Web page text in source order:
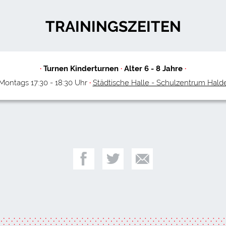
TRAININGSZEITEN
· Turnen Kinderturnen · Alter 6 - 8 Jahre ·
17:30 - 18:30 Uhr · Städtische Halle - Schulzentrum